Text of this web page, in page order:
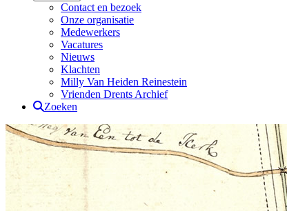
Contact en bezoek
Onze organisatie
Medewerkers
Vacatures
Nieuws
Klachten
Milly Van Heiden Reinestein
Vrienden Drents Archief
Zoeken
Drents Archief